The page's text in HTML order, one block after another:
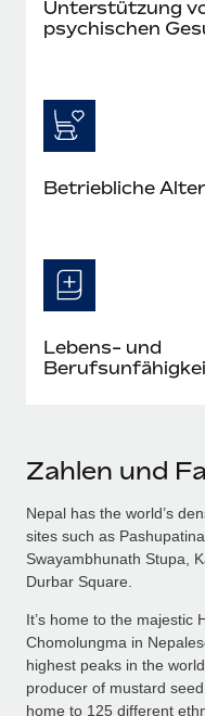
Unterstützung
psychischen
Betriebliche
Lebens- und
Zahlen und
Nepal has the world’s
sites such as
Swayambhunath Stupa,
Durbar Square.
It’s home to the majestic
Chomolungma in
highest peaks in the
producer of mustard
home to 125 different